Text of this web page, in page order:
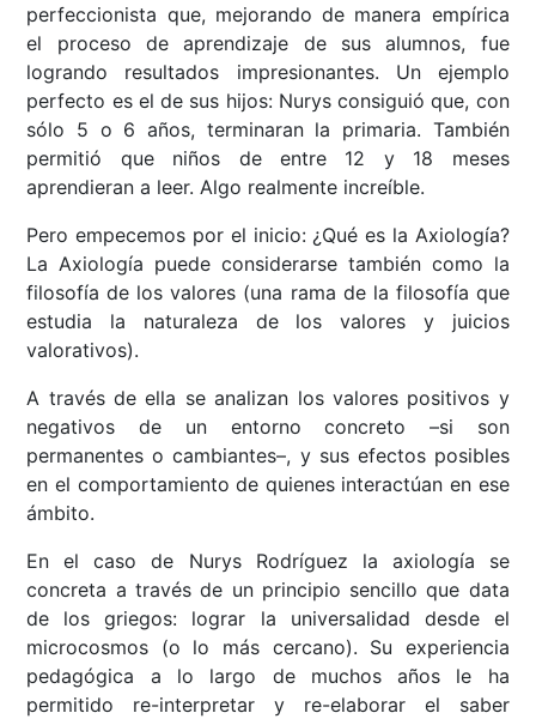
perfeccionista que, mejorando de manera empírica
el proceso de aprendizaje de sus alumnos, fue
logrando resultados impresionantes. Un ejemplo
perfecto es el de sus hijos: Nurys consiguió que, con
sólo 5 o 6 años, terminaran la primaria. También
permitió que niños de entre 12 y 18 meses
aprendieran a leer. Algo realmente increíble.
Pero empecemos por el inicio: ¿Qué es la Axiología?
La Axiología puede considerarse también como la
filosofía de los valores (una rama de la filosofía que
estudia la naturaleza de los valores y juicios
valorativos).
A través de ella se analizan los valores positivos y
negativos de un entorno concreto –si son
permanentes o cambiantes–, y sus efectos posibles
en el comportamiento de quienes interactúan en ese
ámbito.
En el caso de Nurys Rodríguez la axiología se
concreta a través de un principio sencillo que data
de los griegos: lograr la universalidad desde el
microcosmos (o lo más cercano). Su experiencia
pedagógica a lo largo de muchos años le ha
permitido re-interpretar y re-elaborar el saber